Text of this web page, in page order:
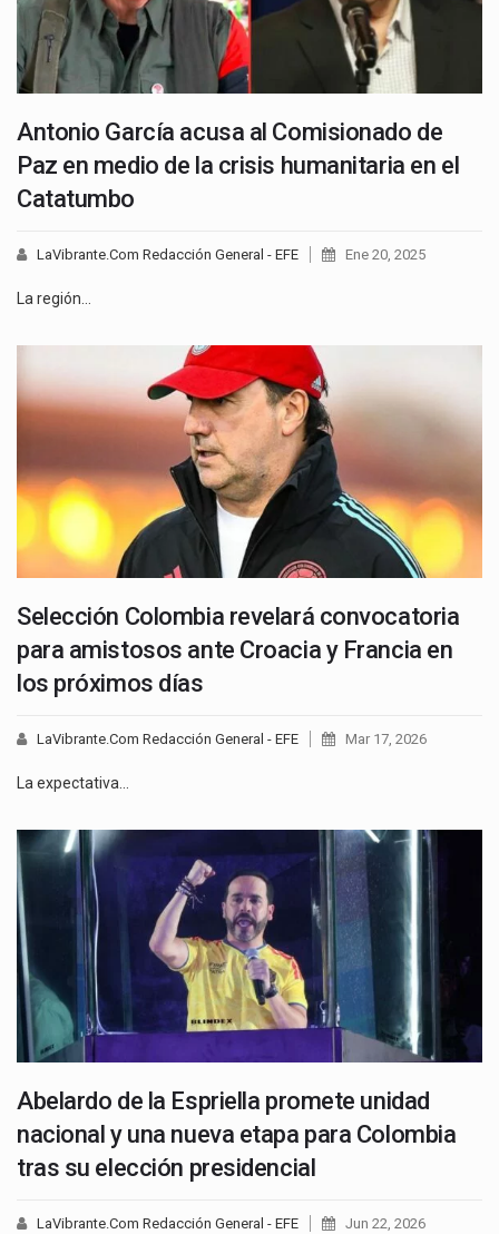
Antonio García acusa al Comisionado de
Paz en medio de la crisis humanitaria en el
Catatumbo
LaVibrante.Com Redacción General - EFE Ene 20, 2025
La región…
Selección Colombia revelará convocatoria
para amistosos ante Croacia y Francia en
los próximos días
LaVibrante.Com Redacción General - EFE Mar 17, 2026
La expectativa…
Abelardo de la Espriella promete unidad
nacional y una nueva etapa para Colombia
tras su elección presidencial
LaVibrante.Com Redacción General - EFE Jun 22, 2026